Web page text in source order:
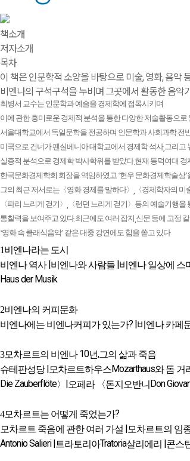
책소개
저자소개
목차
이 책은 인문학적 소양을 바탕으로 미술, 영화, 음악
비엔나의 구석구석을 누비며 그곳에서 활동한 음악
최병서 교수는 인문학과 예술을 경제학에 접목시키며
이에 관한 흥미로운 경제적 분석을 통한 다양한 저술활동으
서울대학교에서 독일문학을 전공하며 인문학과 사회과학 전
미국으로 건너가 펜실베니아 대학교에서 경제학 석사,그리고
실증적 분석으로 경제학 박사학위를 받았다.현재 동덕여대 경
한국문화경제학회 회장을 역임하였고 ‘현우 문화경제학술상’
그의 최근 저서로는〈영화 경제를 말하다〉 , 〈경제학자의 미
〈파리 느리게 걷기〉 , 〈런던 느리게 걷기〉등의 예술기행
통찰력을 보여주고 있다.최근에도 여러 잡지,신문 등에 고정
‘영화 속 클래식음악’ 같은 대중 강연에도 힘을 쏟고 있다
1비엔나라는 도시
비엔나 역사|비엔나와 사람들 |비엔나 일상에 스
Haus der Musik
2비엔나의 커피문화
비엔나에는 비엔나커피가 있는가? |비엔나 카페
3모차르트의 비엔나10년,그의 삶과 죽음
슈테판성당|모차르트하우스Mozarthaus와 돔 거
Die Zauberflöte〉 |오페라 〈돈지오반니 Don
4모차르트는 어떻게 죽었는가?
모차르트 죽음에 관한 여러 가설 |모차르트의 임
Antonio Salieri |트라토리아Tratoria살리에리 |콘스